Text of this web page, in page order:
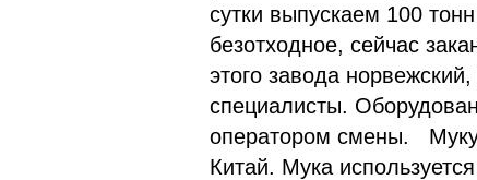
сутки выпускаем 100
безотходное, сейчас
этого завода
специалисты.
оператором смены.
Китай. Мука